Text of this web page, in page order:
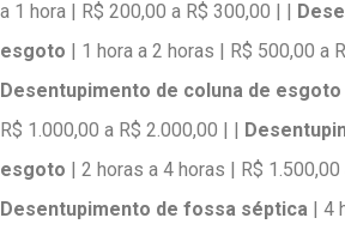
a 1 hora | R$ 200,00 a R$ 300,00 | |
esgoto | 1 hora a 2 horas | R$ 500,00 a
Desentupimento de coluna de esgoto
R$ 1.000,00 a R$ 2.000,00 | |
esgoto | 2 horas a 4 horas | R$ 1.500,00
Desentupimento de fossa séptica | 4